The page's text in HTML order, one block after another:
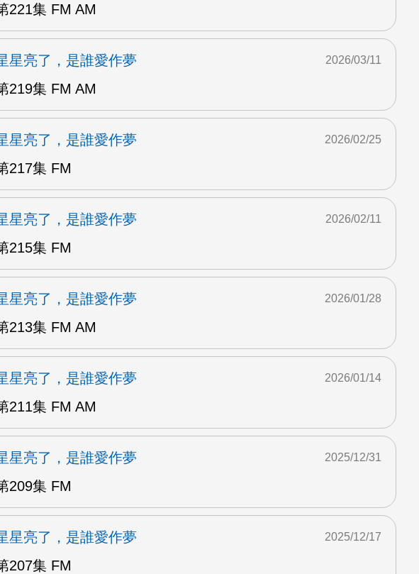
221集 FM AM
星亮了，是誰愛作夢
219集 FM AM
2026/03/11
星亮了，是誰愛作夢
217集 FM
2026/02/25
星亮了，是誰愛作夢
215集 FM
2026/02/11
星亮了，是誰愛作夢
213集 FM AM
2026/01/28
星亮了，是誰愛作夢
211集 FM AM
2026/01/14
星亮了，是誰愛作夢
209集 FM
2025/12/31
星亮了，是誰愛作夢
207集 FM
2025/12/17